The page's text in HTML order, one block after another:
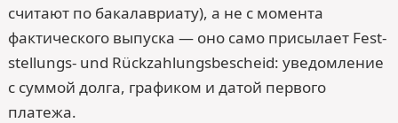
считают по бакалавриату), а не с момента
фактического выпуска — оно само присылает Fest­
stellungs- und Rück­zahlungs­bescheid: уведомление
с суммой долга, графиком и датой первого
платежа.